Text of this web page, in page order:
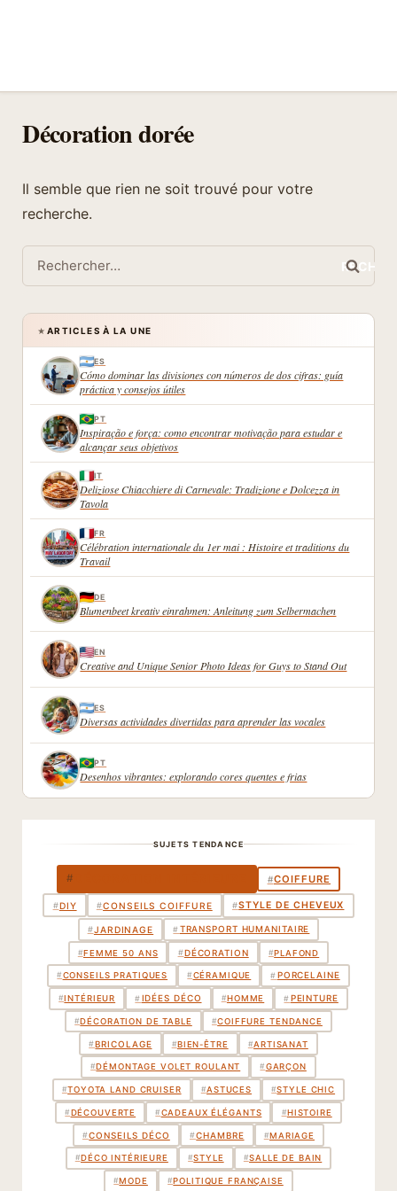
Décoration dorée
Il semble que rien ne soit trouvé pour votre
recherche.
★ ARTICLES À LA UNE
ES
Cómo dominar las divisiones con números de dos cifras: guía
práctica y consejos útiles
PT
Inspiração e força: como encontrar motivação para estudar e
alcançar seus objetivos
IT
Deliziose Chiacchiere di Carnevale: Tradizione e Dolcezza in
Tavola
FR
Célébration internationale du 1er mai : Histoire et traditions du
Travail
DE
Blumenbeet kreativ einrahmen: Anleitung zum Selbermachen
EN
Creative and Unique Senior Photo Ideas for Guys to Stand Out
ES
Diversas actividades divertidas para aprender las vocales
PT
Desenhos vibrantes: explorando cores quentes e frias
SUJETS TENDANCE
# #COIFFURE
#DIY #CONSEILS COIFFURE #STYLE DE CHEVEUX
#JARDINAGE #TRANSPORT HUMANITAIRE
#FEMME 50 ANS #DÉCORATION #PLAFOND
# CONSEILS PRATIQUES # CÉRAMIQUE #PORCELAINE
#INTÉRIEUR #IDÉES DÉCO #HOMME #PEINTURE
#DÉCORATION DE TABLE #COIFFURE TENDANCE
#BRICOLAGE #BIEN-ÊTRE #ARTISANAT
#DÉMONTAGE VOLET ROULANT # GARÇON
#TOYOTA LAND CRUISER #ASTUCES #STYLE CHIC
# DÉCOUVERTE # CADEAUX ÉLÉGANTS #HISTOIRE
#CONSEILS DÉCO #CHAMBRE #MARIAGE
# DÉCO INTÉRIEURE #STYLE #SALLE DE BAIN
#MODE #POLITIQUE FRANÇAISE